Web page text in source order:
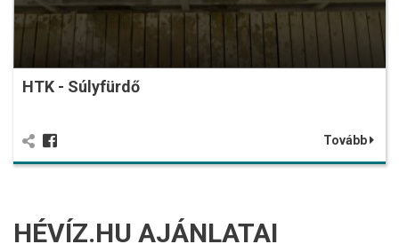
HTK - Súlyfürdő
Tovább
HÉVÍZ.HU AJÁNLATAI